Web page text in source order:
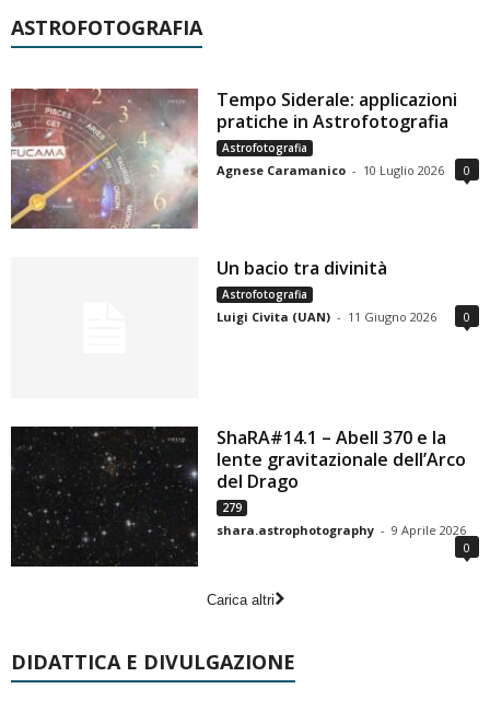
ASTROFOTOGRAFIA
Tempo Siderale: applicazioni
pratiche in Astrofotografia
Astrofotografia
Agnese Caramanico - 10 Luglio 2026 0
Un bacio tra divinità
Astrofotografia
Luigi Civita (UAN) - 11 Giugno 2026 0
ShaRA#14.1 – Abell 370 e la
lente gravitazionale dell’Arco
del Drago
279
shara.astrophotography - 9 Aprile 2026
0
Carica altri
DIDATTICA E DIVULGAZIONE